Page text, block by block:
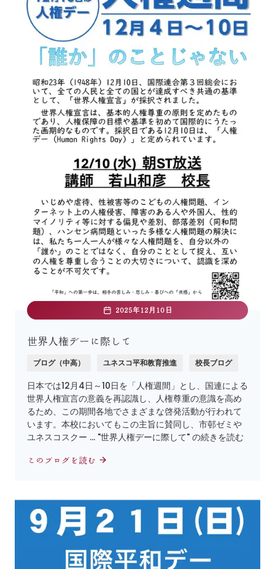
2025年12月10日
世界人権デーに際して
ブログ（中高） ユネスコ平和教育推進 校長ブログ
日本では12月4日～10日を「人権週間」とし、国連による
世界人権宣言の意義を再認識し、人権尊重の意識を高め
るため、この期間各地でさまざまな啓発活動が行われて
います。本校においてもこの主旨に賛同し、市邨ゼミや
ユネスコスクー … "世界人権デーに際して" の続きを読む
このブログを読む